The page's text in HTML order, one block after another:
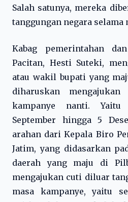
Salah satunya, mereka
tanggungan negara selama
Kabag pemerintahan
Pacitan, Hesti Suteki,
atau wakil bupati yang
diharuskan
kampanye nanti.
September hingga 5
arahan dari Kepala Biro
Jatim, yang didasarkan
daerah yang maju di
mengajukan cuti diluar
masa kampanye, yaitu